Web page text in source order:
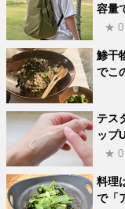
容量
★ 0
鯵干
でこ
テス
ップ
★ 0
料理
で「